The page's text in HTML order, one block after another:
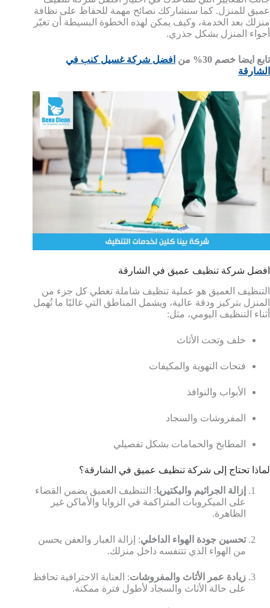
عميق للمنزل. كما سنشاركك نصائح مهمة للحفاظ على نظافة
منزلك بعد الخدمة، وكيف يمكن لهذه الخطوة البسيطة أن تغيّر
أجواء المنزل بشكل جذري.
تابع ايضا خصم 30% من
افضل شركة غسيل كنب في
الشارقة
افضل شركة تنظيف عميق في الشارقة
التنظيف العميق هو عملية تنظيف شاملة تغطي كل جزء من
المنزل بتركيز ودقة عالية، ويشمل المناطق التي غالبًا ما تُهمل
أثناء التنظيف اليومي، مثل:
خلف وتحت الأثاث
فتحات التهوية والمكيفات
الأبواب والنوافذ
المفروشات والسجاد
المطابخ والحمامات بشكل تفصيلي
لماذا تحتاج إلى شركة تنظيف عميق في الشارقة؟
إزالة الجراثيم والبكتيريا: التنظيف العميق يضمن القضاء
على الميكروبات المتراكمة في الزوايا والأماكن غير
الظاهرة.
تحسين جودة الهواء الداخلي: إزالة الغبار والعفن يحسن
من الهواء الذي تتنفسه داخل منزلك.
زيادة عمر الأثاث والمفروشات: العناية الاحترافية تحافظ
على حالة الأثاث والسجاد لأطول فترة ممكنة.